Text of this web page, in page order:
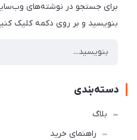
برای جستجو در نوشته‌های
بنویسید و بر روی دکمه کلیک
دسته‌بندی
بلاگ
راهنمای خرید